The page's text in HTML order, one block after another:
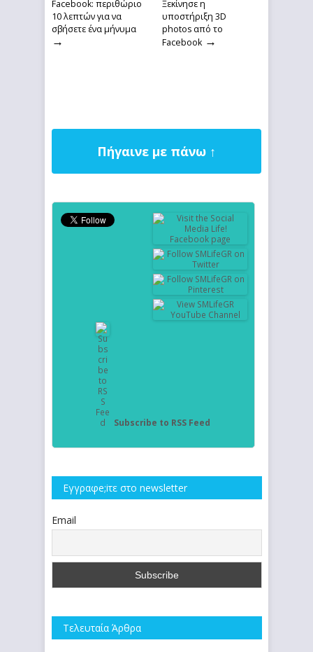
Facebook: περιθώριο
10 λεπτών για να
σβήσετε ένα μήνυμα
→
Ξεκίνησε η
υποστήριξη 3D
photos από το
Facebook →
Πήγαινε με πάνω ↑
Subscribe to RSS Feed
Εγγραφe;iτε στο newsletter
Email
Τελευταία Άρθρα